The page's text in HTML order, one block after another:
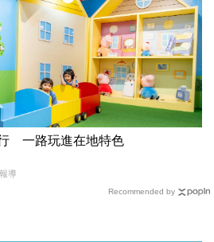
一路玩進在地特色
導
Recommended by